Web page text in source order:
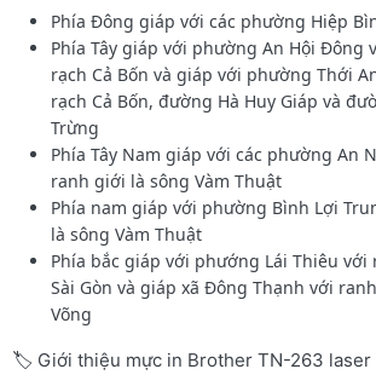
Phía Đông giáp với các phường Hiệp
Phía Tây giáp với phường An Hội Đông
rạch Cả Bốn và giáp với phường Thới
rạch Cả Bốn, đường Hà Huy Giáp và
Trừng
Phía Tây Nam giáp với các phường An
ranh giới là sông Vàm Thuật
Phía nam giáp với phường Bình Lợi
là sông Vàm Thuật
Phía bắc giáp với phướng Lái Thiêu
Sài Gòn và giáp xã Đông Thạnh với
Võng
🏷️ Giới thiệu mực in Brother TN-263 laser